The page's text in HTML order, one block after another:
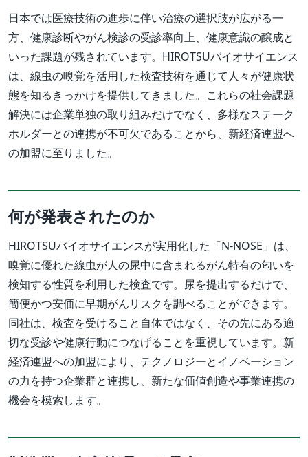
日本では医療技術の進歩に伴い治療の選択肢が広がる一
方、健康診断やがん検診の受診率向上、健康意識の醸成と
いった課題が残されています。HIROTSUバイオサイエンス
は、線虫の嗅覚を活用した検査技術を通じて人々が健康状
態を知るきっかけを提供してきました。これらの社会課題
解決には企業単独の取り組みだけでなく、多様なステーク
ホルダーとの連携が不可欠であることから、新経済連盟へ
の加盟に至りました。
何が発表されたのか
HIROTSUバイオサイエンスが実用化した「N-NOSE」は、
嗅覚に優れた線虫が人の尿中に含まれるがん特有の匂いを
検知する性質を利用した検査です。尿を提出するだけで、
簡便かつ安価に早期がんリスクを調べることができます。
同社は、検査を受けること自体ではなく、その先にある適
切な受診や健康行動につなげることを重視しています。新
経済連盟への加盟により、テクノロジーとイノベーション
の力を持つ企業群と連携し、新たな価値創造や事業連携の
機会を模索します。